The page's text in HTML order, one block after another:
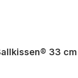
33 cm